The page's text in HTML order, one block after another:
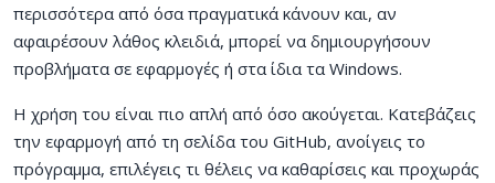
περισσότερα από όσα πραγματικά κάνουν και, αν
αφαιρέσουν λάθος κλειδιά, μπορεί να δημιουργήσουν
προβλήματα σε εφαρμογές ή στα ίδια τα Windows.
Η χρήση του είναι πιο απλή από όσο ακούγεται. Κατεβάζεις
την εφαρμογή από τη σελίδα του GitHub, ανοίγεις το
πρόγραμμα, επιλέγεις τι θέλεις να καθαρίσεις και προχωράς